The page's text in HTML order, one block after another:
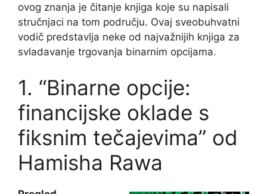
ovog znanja je čitanje knjiga koje su napisali
stručnjaci na tom području. Ovaj sveobuhvatni
vodič predstavlja neke od najvažnijih knjiga za
svladavanje trgovanja binarnim opcijama.
1. “Binarne opcije:
financijske oklade s
fiksnim tečajevima” od
Hamisha Rawa